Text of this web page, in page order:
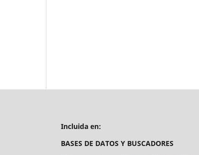
Incluida en:
BASES DE DATOS Y BUSCADORES